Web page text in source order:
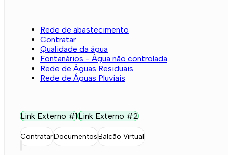
Rede de abastecimento
Contratar
Qualidade da água
Fontanários - Água não controlada
Rede de Águas Residuais
Rede de Águas Pluviais
Link Externo #1Link Externo #2
ContratarDocumentosBalcão Virtual